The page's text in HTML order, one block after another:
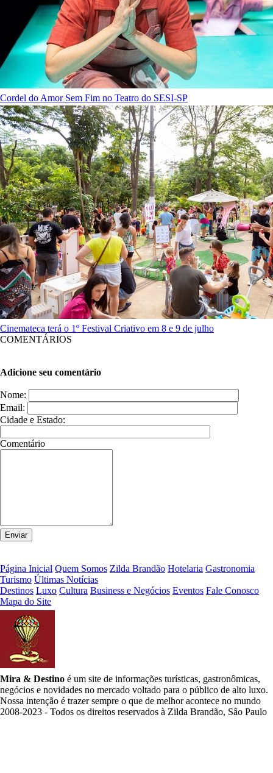
Cordel do Amor Sem Fim no Teatro do SESI-SP
Cinemateca terá o 1º Festival Criativo em 8 e 9 de julho
COMENTÁRIOS
Adicione seu comentário
Nome:
Email:
Cidade e Estado:
Comentário
Página Inicial Quem Somos Zilda Brandão Hotelaria Gastronomia
Turismo Últimas Notícias
Destinos Luxo Cultura Business e Negócios Eventos Fale Conosco
Mapa do Site
Mira & Destino é um site de informações turísticas, gastronômicas,
negócios e novidades no mercado voltado para o público de alto luxo.
Nossa intenção é trazer sempre o que de melhor acontece no mundo
2008-2023 - Todos os direitos reservados à Zilda Brandão, Sâo Paulo